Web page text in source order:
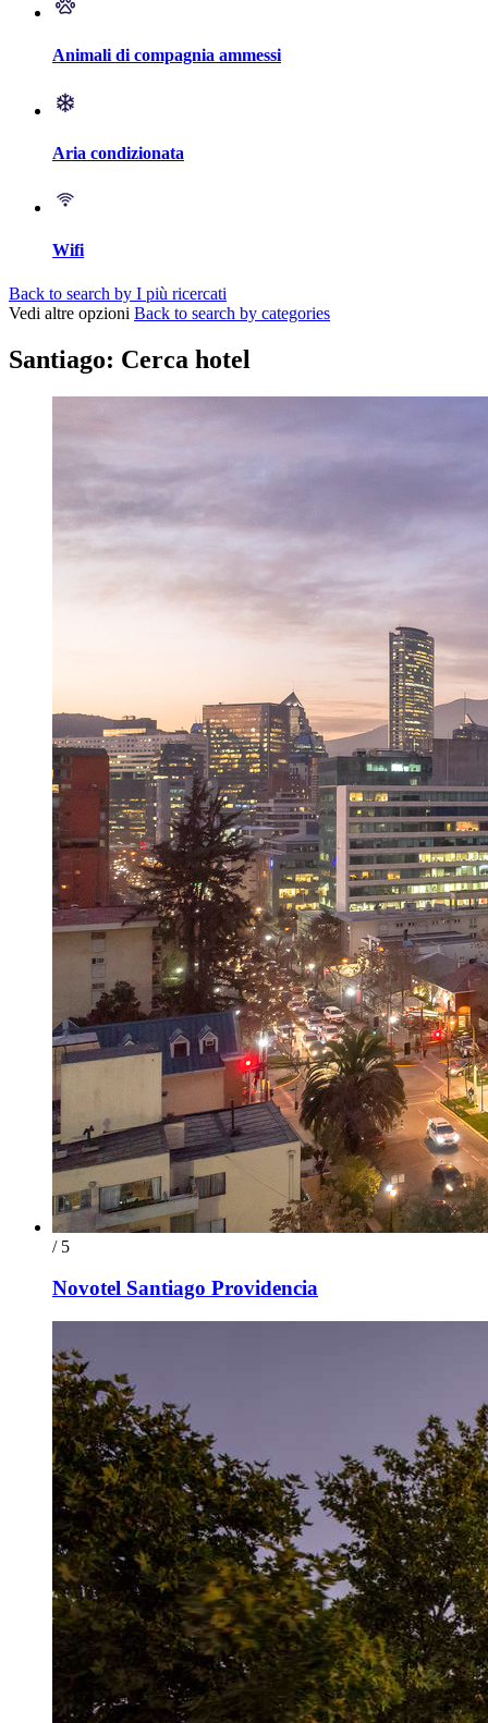
Animali di compagnia ammessi
Aria condizionata
Wifi
Back to search by I più ricercati
Vedi altre opzioni Back to search by categories
Santiago: Cerca hotel
/ 5
Novotel Santiago Providencia